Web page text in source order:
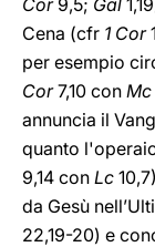
Cor9,5; Gal
Cena (cfr 1 Cor
per esempio
Cor7,10 con Mc
annuncia il
quanto
9,14 con Lc
da Gesù
22,19-20) e